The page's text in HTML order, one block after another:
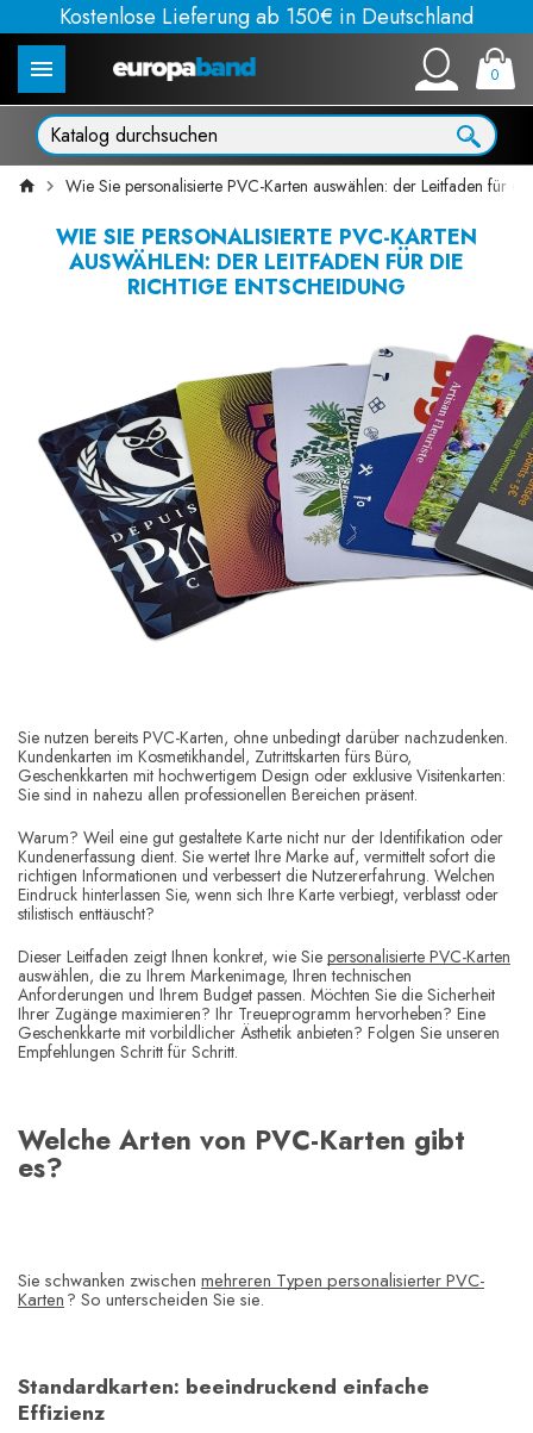
Kostenlose Lieferung ab 150€ in Deutschland
0
Wie Sie personalisierte PVC-Karten auswählen: der Leitfaden für
WIE SIE PERSONALISIERTE PVC-KARTEN
AUSWÄHLEN: DER LEITFADEN FÜR DIE
RICHTIGE ENTSCHEIDUNG
Sie nutzen bereits PVC-Karten, ohne unbedingt darüber nachzudenken.
Kundenkarten im Kosmetikhandel, Zutrittskarten fürs Büro,
Geschenkkarten mit hochwertigem Design oder exklusive Visitenkarten:
Sie sind in nahezu allen professionellen Bereichen präsent.
Warum? Weil eine gut gestaltete Karte nicht nur der Identifikation oder
Kundenerfassung dient. Sie wertet Ihre Marke auf, vermittelt sofort die
richtigen Informationen und verbessert die Nutzererfahrung. Welchen
Eindruck hinterlassen Sie, wenn sich Ihre Karte verbiegt, verblasst oder
stilistisch enttäuscht?
Dieser Leitfaden zeigt Ihnen konkret, wie Sie personalisierte PVC-Karten
auswählen, die zu Ihrem Markenimage, Ihren technischen
Anforderungen und Ihrem Budget passen. Möchten Sie die Sicherheit
Ihrer Zugänge maximieren? Ihr Treueprogramm hervorheben? Eine
Geschenkkarte mit vorbildlicher Ästhetik anbieten? Folgen Sie unseren
Empfehlungen Schritt für Schritt.
Welche Arten von PVC-Karten gibt
es?
Sie schwanken zwischen mehreren Typen personalisierter PVC-
Karten? So unterscheiden Sie sie.
Standardkarten: beeindruckend einfache
Effizienz